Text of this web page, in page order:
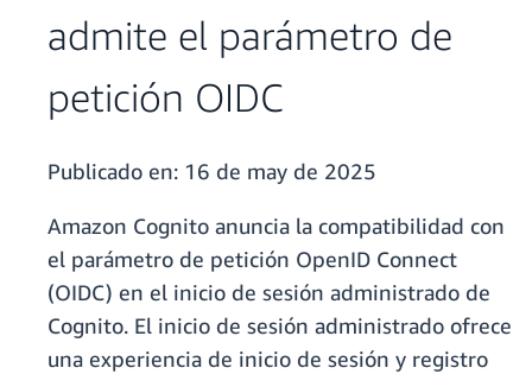
admite el parámetro de
petición OIDC
Publicado en: 16 de may de 2025
Amazon Cognito anuncia la compatibilidad con
el parámetro de petición OpenID Connect
(OIDC) en el inicio de sesión administrado de
Cognito. El inicio de sesión administrado ofrece
una experiencia de inicio de sesión y registro